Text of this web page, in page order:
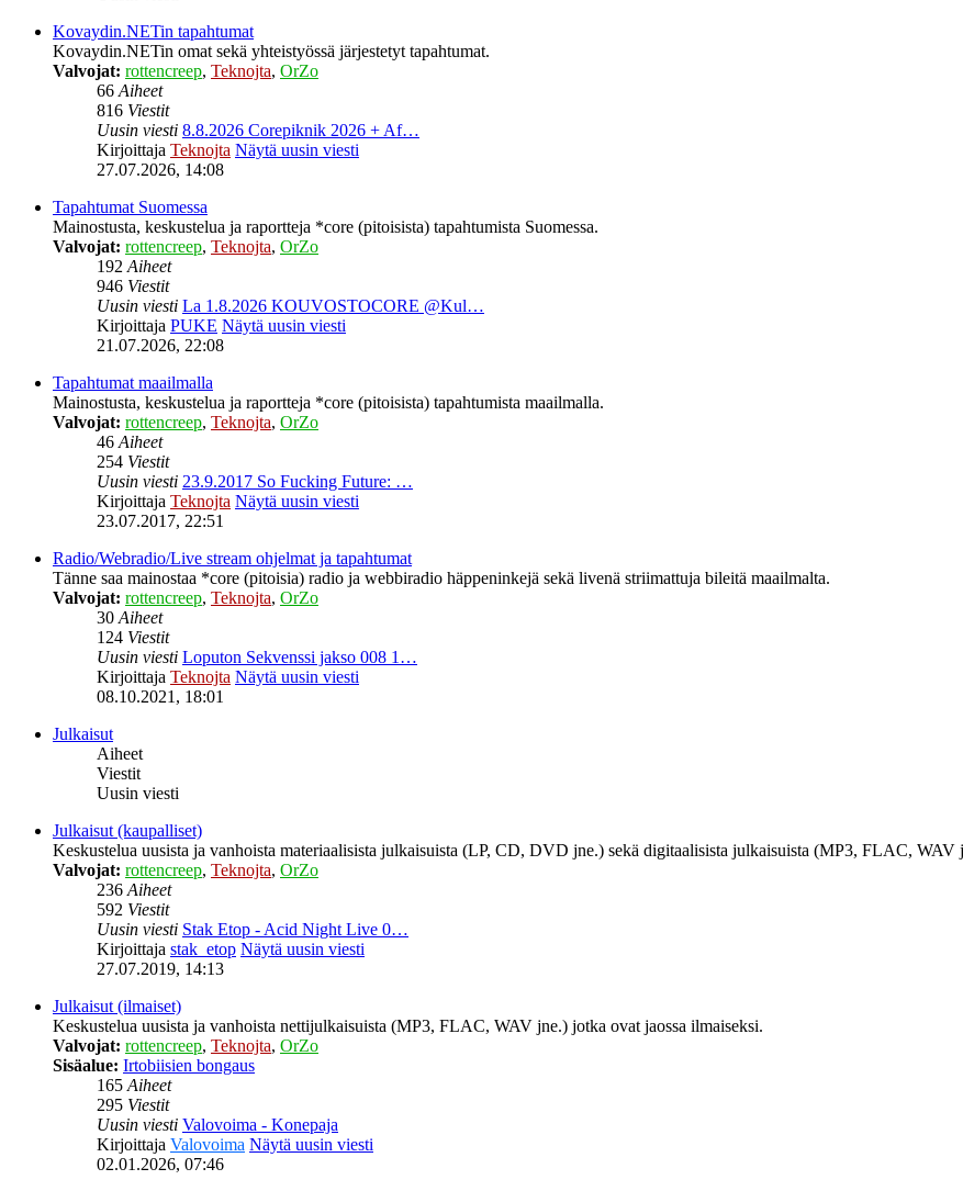
Kovaydin.NETin tapahtumat
Kovaydin.NETin omat sekä yhteistyössä järjestetyt tapahtumat.
Valvojat: rottencreep, Teknojta, OrZo
66Aiheet
816 Viestit
Uusin viesti 8.8.2026 Corepiknik 2026 + Af…
Kirjoittaja Teknojta Näytä uusin viesti
27.07.2026, 14:08
Tapahtumat Suomessa
Mainostusta, keskustelua ja raportteja *core (pitoisista) tapahtumista Suomessa.
Valvojat: rottencreep, Teknojta, OrZo
192Aiheet
946 Viestit
Uusin viesti La 1.8.2026 KOUVOSTOCORE @Kul…
Kirjoittaja PUKE Näytä uusin viesti
21.07.2026, 22:08
Tapahtumat maailmalla
Mainostusta, keskustelua ja raportteja *core (pitoisista) tapahtumista maailmalla.
Valvojat: rottencreep, Teknojta, OrZo
46Aiheet
254 Viestit
Uusin viesti 23.9.2017 So Fucking Future: …
Kirjoittaja Teknojta Näytä uusin viesti
23.07.2017, 22:51
Radio/Webradio/Live stream ohjelmat ja tapahtumat
Tänne saa mainostaa *core (pitoisia) radio ja webbiradio häppeninkejä sekä livenä striimattuja bileitä maailmalta.
Valvojat: rottencreep, Teknojta, OrZo
30Aiheet
124 Viestit
Uusin viesti Loputon Sekvenssi jakso 008 1…
Kirjoittaja Teknojta Näytä uusin viesti
08.10.2021, 18:01
Julkaisut
Aiheet
Viestit
Uusin viesti
Julkaisut (kaupalliset)
Keskustelua uusista ja vanhoista materiaalisista julkaisuista (LP, CD, DVD jne.) sekä digitaalisista julkaisuista (MP3, FLAC, WAV
Valvojat: rottencreep, Teknojta, OrZo
236Aiheet
592 Viestit
Uusin viesti Stak Etop - Acid Night Live 0…
Kirjoittaja stak_etop Näytä uusin viesti
27.07.2019, 14:13
Julkaisut (ilmaiset)
Keskustelua uusista ja vanhoista nettijulkaisuista (MP3, FLAC, WAV jne.) jotka ovat jaossa ilmaiseksi.
Valvojat: rottencreep, Teknojta, OrZo
Sisäalue: Irtobiisien bongaus
165Aiheet
295 Viestit
Uusin viesti Valovoima - Konepaja
Kirjoittaja Valovoima Näytä uusin viesti
02.01.2026, 07:46